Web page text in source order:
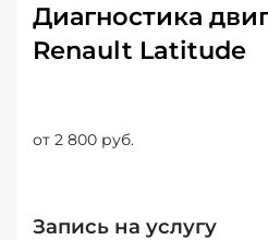
Диагностика
Renault Latitude
от 2 800 руб.
Запись на услугу